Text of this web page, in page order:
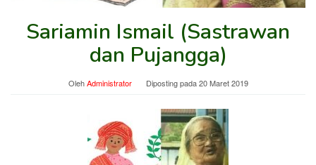
Sariamin Ismail (Sastrawan
dan Pujangga)
OlehAdministrator Diposting pada20 Maret 2019